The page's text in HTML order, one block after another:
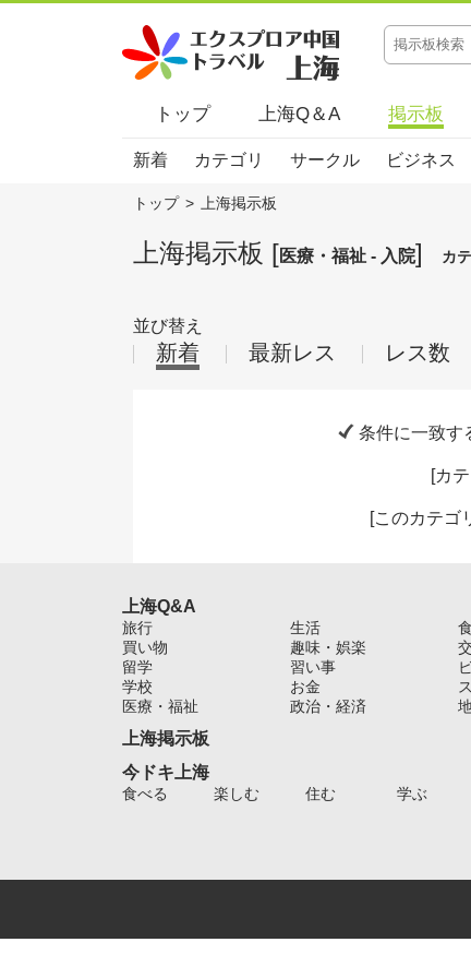
トップ 上海Q＆A 掲示板
新着 カテゴリ サークル ビジネス
トップ > 上海掲示板
上海掲示板 [医療・福祉 - 入院] カ
並び替え
新着 最新レス レス数
条件に一致す
[カ
[このカテゴ
上海Q&A
旅行 生活
買い物
趣味・娯楽
留学
習い事
学校
お金
医療・福祉
政治・経済
上海掲示板
今ドキ上海
食べる 楽しむ 住む 学ぶ